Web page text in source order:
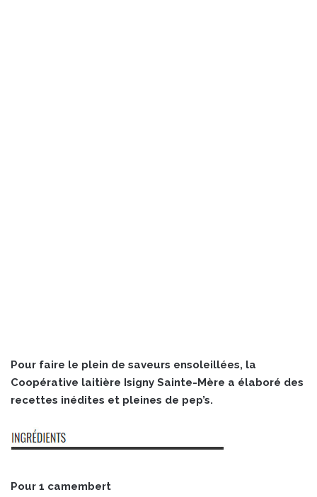
Pour faire le plein de saveurs ensoleillées, la
Coopérative laitière Isigny Sainte-Mère a élaboré des
recettes inédites et pleines de pep’s.
Pour 1 camembert